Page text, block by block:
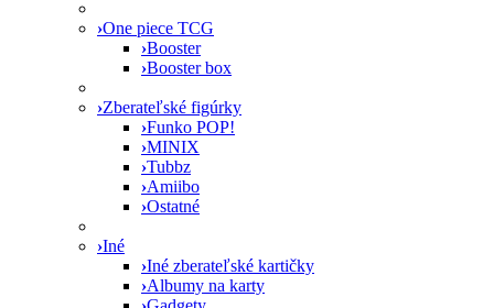
›One piece TCG
›Booster
›Booster box
›Zberateľské figúrky
›Funko POP!
›MINIX
›Tubbz
›Amiibo
›Ostatné
›Iné
›Iné zberateľské kartičky
›Albumy na karty